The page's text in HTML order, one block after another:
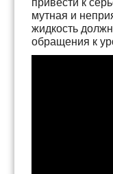
привести к
мутная и
жидкость
обращения к